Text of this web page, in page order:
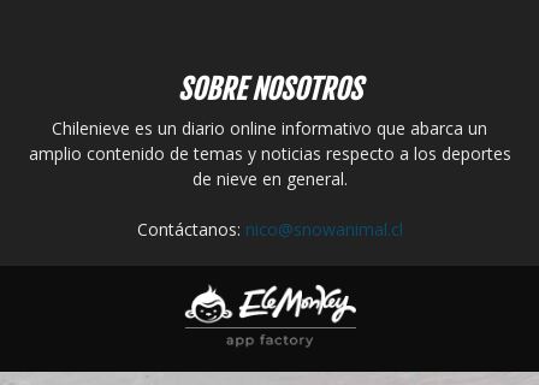
SOBRE NOSOTROS
Chilenieve es un diario online informativo que abarca un
amplio contenido de temas y noticias respecto a los deportes
de nieve en general.
Contáctanos: nico@snowanimal.cl